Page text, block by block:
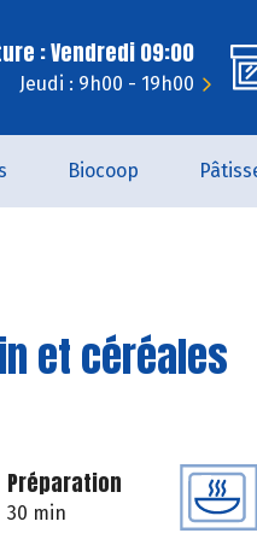
: Vendredi 09:00
Jeudi : 9h00 - 19h00
Biocoop
et céréales
Préparation
30 min